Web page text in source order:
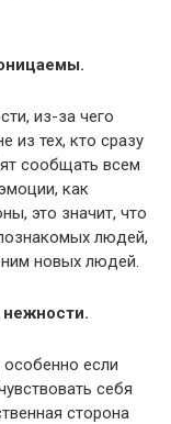
из-за чего
из тех, кто сразу
сообщать всем
как
это значит, что
людей,
новых людей.
если
себя
сторона